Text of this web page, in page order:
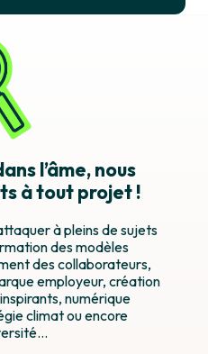
l’âme, nous
à tout projet !
à pleins de sujets
des modèles
des collaborateurs,
employeur, création
numérique
climat ou encore